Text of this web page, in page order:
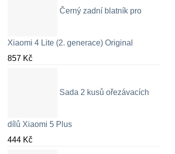
Černý zadní blatník pro
Xiaomi 4 Lite (2. generace) Original
857 Kč
Sada 2 kusů ořezávacích
dílů Xiaomi 5 Plus
444 Kč